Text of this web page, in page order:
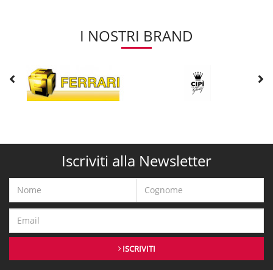
I NOSTRI BRAND
Iscriviti alla Newsletter
ISCRIVITI